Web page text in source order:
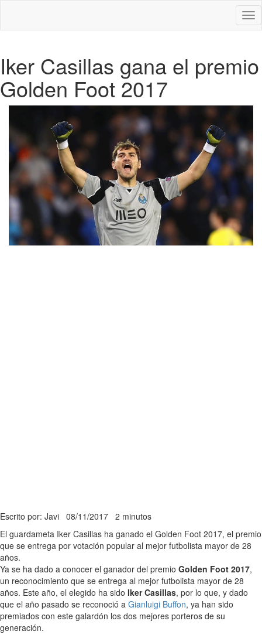
Iker Casillas gana el premio
Golden Foot 2017
Escrito por: Javi 08/11/2017 2 minutos
El guardameta Iker Casillas ha ganado el Golden Foot 2017, el premio
que se entrega por votación popular al mejor futbolista mayor de 28
años.
Ya se ha dado a conocer el ganador del premio Golden Foot 2017,
un reconocimiento que se entrega al mejor futbolista mayor de 28
años. Este año, el elegido ha sido Iker Casillas, por lo que, y dado
que el año pasado se reconoció a Gianluigi Buffon, ya han sido
premiados con este galardón los dos mejores porteros de su
generación.